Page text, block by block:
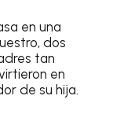
en una
dos
tan
en
de su hija.